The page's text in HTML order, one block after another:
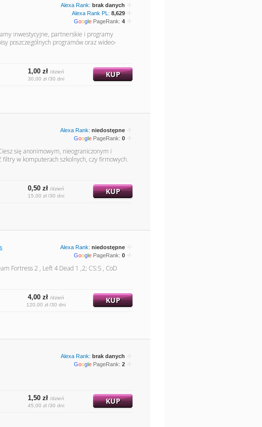
Alexa Rank: brak danych
Alexa Rank PL: 8,629
Google PageRank: 4
inwestycyjne, partnerskie i programy
poszczególnych programów oraz wideo-
1,00 zł /dzień
30,00 zł /30 dni
KUP
Alexa Rank: niedostępne
Google PageRank: 0
się anonimowym, nieograniczonym i
w komputerach szkolnych, czy firmowych.
0,50 zł /dzień
15,00 zł /30 dni
KUP
Alexa Rank: niedostępne
Google PageRank: 0
Fortress 2 , Left 4 Dead 1 ,2; CS:S , CoD
4,00 zł /dzień
120,00 zł /30 dni
KUP
Alexa Rank: brak danych
Google PageRank: 2
1,50 zł /dzień
45,00 zł /30 dni
KUP